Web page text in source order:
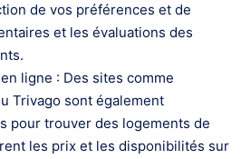
de vos préférences et de
et les évaluations des
ligne : Des sites comme
Trivago sont également
pour trouver des logements de
les prix et les disponibilités sur